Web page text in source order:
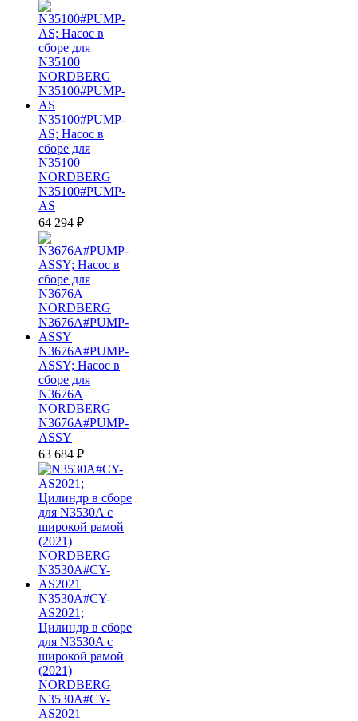
N35100#PUMP-
AS; Насос в
сборе для
N35100
NORDBERG
N35100#PUMP-
AS
64 294 ₽
N3676A#PUMP-
ASSY; Насос в
сборе для
N3676A
NORDBERG
N3676A#PUMP-
ASSY
63 684 ₽
N3530A#CY-
AS2021;
Цилиндр в сборе
для N3530A с
широкой рамой
(2021)
NORDBERG
N3530A#CY-
AS2021